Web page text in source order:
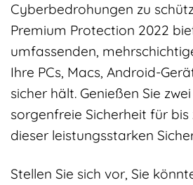
Cyberbedrohungen zu
Premium Protection 2022
umfassenden,
Ihre PCs, Macs, Android-
sicher hält. Genießen Sie
sorgenfreie Sicherheit für bis
dieser leistungsstarken
Stellen Sie sich vor, Sie